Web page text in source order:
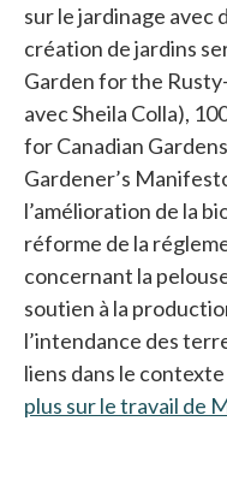
sur le jardinage avec
création de jardins
Garden for the
avec Sheila Colla),
for Canadian
Gardener’s
l’amélioration de la
réforme de la
concernant la
soutien à la
l’intendance des
liens dans le
plus sur le travail de